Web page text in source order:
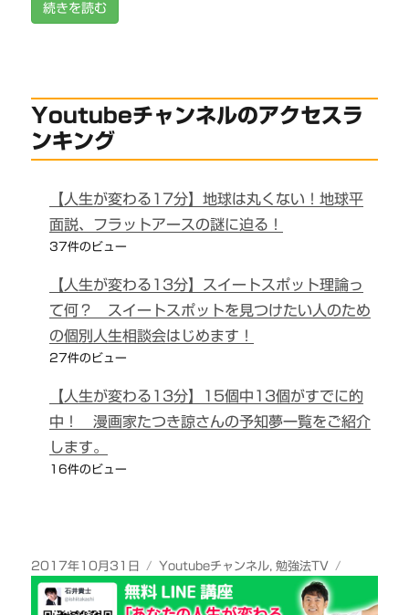
続きを読む
Youtubeチャンネルのアクセスラ
ンキング
【人生が変わる17分】地球は丸くない！地球平
面説、フラットアースの謎に迫る！
37件のビュー
【人生が変わる13分】スイートスポット理論っ
て何？ スイートスポットを見つけたい人のため
の個別人生相談会はじめます！
27件のビュー
【人生が変わる13分】15個中13個がすでに的
中！ 漫画家たつき諒さんの予知夢一覧をご紹介
します。
16件のビュー
投
稿
2017年10月31日
カ
テ
ゴ
Youtubeチャンネル,勉強法TV